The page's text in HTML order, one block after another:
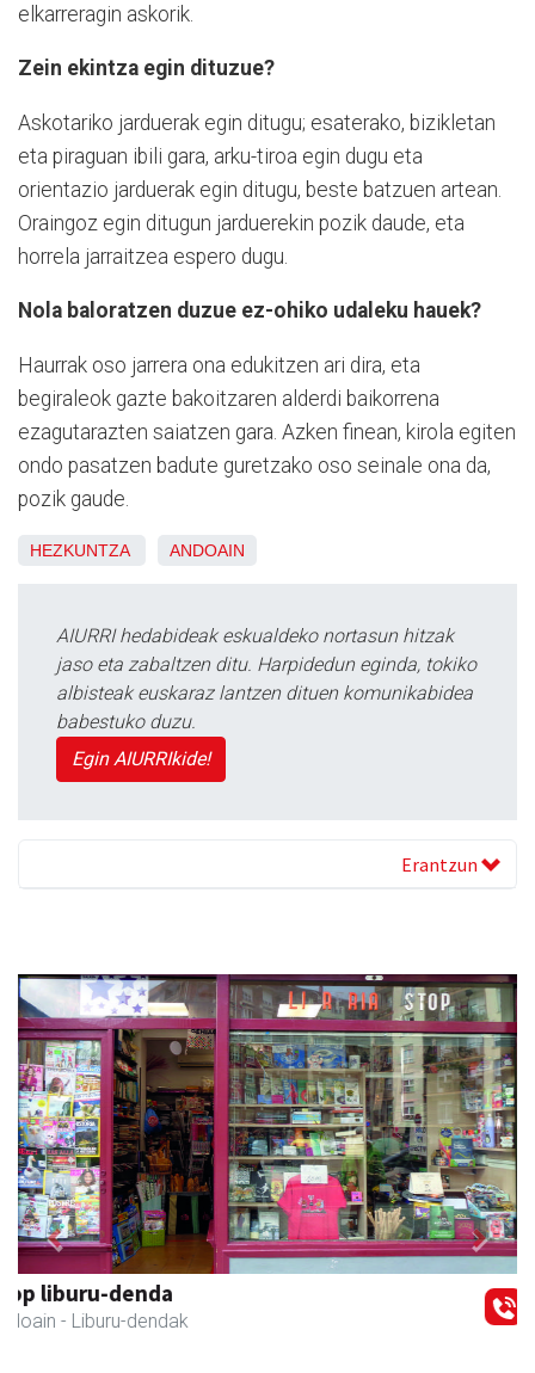
elkarreragin askorik.
Zein ekintza egin dituzue?
Askotariko jarduerak egin ditugu; esaterako, bizikletan
eta piraguan ibili gara, arku-tiroa egin dugu eta
orientazio jarduerak egin ditugu, beste batzuen artean.
Oraingoz egin ditugun jarduerekin pozik daude, eta
horrela jarraitzea espero dugu.
Nola baloratzen duzue ez-ohiko udaleku hauek?
Haurrak oso jarrera ona edukitzen ari dira, eta
begiraleok gazte bakoitzaren alderdi baikorrena
ezagutarazten saiatzen gara. Azken finean, kirola egiten
ondo pasatzen badute guretzako oso seinale ona da,
pozik gaude.
HEZKUNTZA ANDOAIN
AIURRI hedabideak eskualdeko nortasun hitzak
jaso eta zabaltzen ditu. Harpidedun eginda, tokiko
albisteak euskaraz lantzen dituen komunikabidea
babestuko duzu.
Egin AIURRIkide!
Erantzun
Amabi haur eta gazte jantziak
Andoain - Arropa-dendak
Previous Next